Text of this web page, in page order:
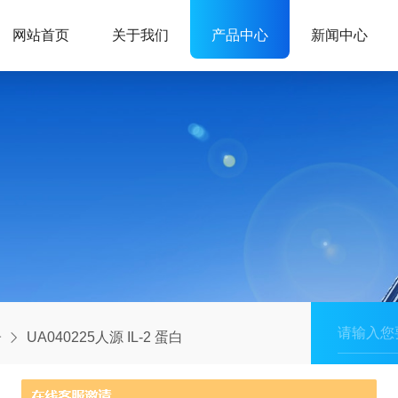
网站首页 关于我们 产品中心 新闻中心
UA040225人源 IL-2 蛋白